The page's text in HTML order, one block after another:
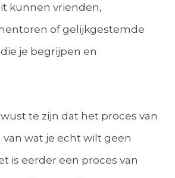
kunnen vrienden,
of gelijkgestemde
je begrijpen en
te zijn dat het proces van
wat je echt wilt geen
is eerder een proces van